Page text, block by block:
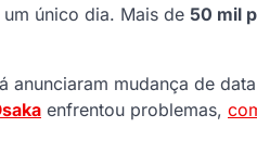
um único dia. Mais de 50 mil
anunciaram mudança de
enfrentou problemas,